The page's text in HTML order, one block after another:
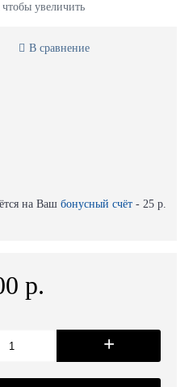
увеличить
В сравнение
на Ваш бонусный счёт - 25 р.
р.
+